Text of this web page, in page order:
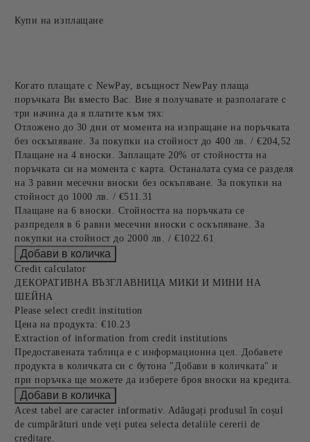
Купи на изплащане
Когато плащате с NewPay, всъщност NewPay плаща
поръчката Ви вместо Вас. Вие я получавате и разполагате с
три начина да я платите към тях:
Отложено до 30 дни от момента на изпращане на поръчката
без оскъпяване. За покупки на стойност до 400 лв. / €204,52
Плащане на 4 вноски. Заплащате 20% от стойността на
поръчката си на момента с карта. Останалата сума се разделя
на 3 равни месечни вноски без оскъпяване. За покупки на
стойност до 1000 лв. / €511.31
Плащане на 6 вноски. Стойността на поръчката се
разпределя в 6 равни месечни вноски с оскъпяване. За
покупки на стойност до 2000 лв. / €1022.61
Credit calculator
ДЕКОРАТИВНА ВЪЗГЛАВНИЦА МИКИ И МИНИ НА
ШЕЙНА
Please select credit institution
Цена на продукта: €10.23
Extraction of information from credit institutions
Предоставената таблица е с информационна цел. Добавете
продукта в количката си с бутона "Добави в количката" и
при поръчка ще можете да изберете броя вноски на кредита.
Acest tabel are caracter informativ. Adăugați produsul în coșul
de cumpărături unde veți putea selecta detaliile cererii de
creditare.